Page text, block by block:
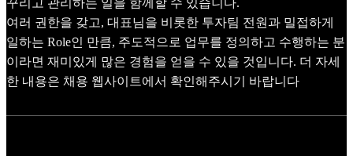
여러 권한을 갖고, 대표님을 비롯한 투자팀 전원과 밀접하게
일하는 Role인 만큼, 주도적으로 업무를 정의하고 수행하는 분
이라면 재미있게 많은 경험을 얻을 수 있을 것입니다. 더 자세
한 내용은 채용 웹사이트에서 확인해주시기 바랍니다